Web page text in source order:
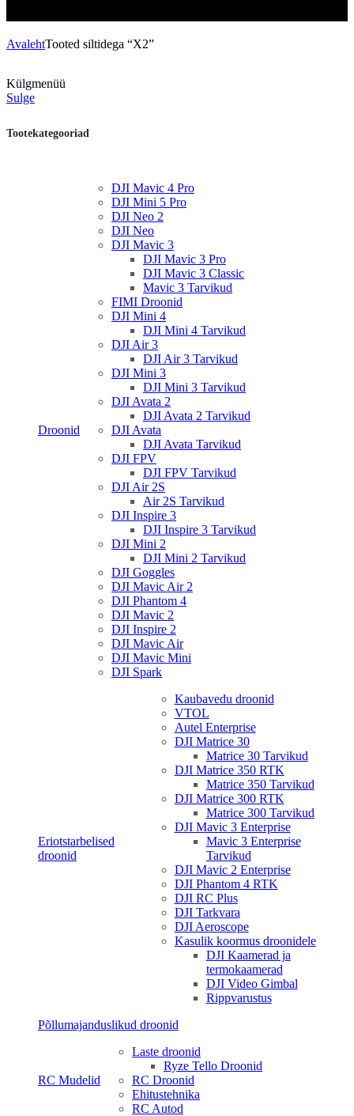
AvalehtTooted siltidega “X2”
Külgmenüü
Sulge
Tootekategooriad
Droonid
DJI Mavic 4 Pro
DJI Mini 5 Pro
DJI Neo 2
DJI Neo
DJI Mavic 3
DJI Mavic 3 Pro
DJI Mavic 3 Classic
Mavic 3 Tarvikud
FIMI Droonid
DJI Mini 4
DJI Mini 4 Tarvikud
DJI Air 3
DJI Air 3 Tarvikud
DJI Mini 3
DJI Mini 3 Tarvikud
DJI Avata 2
DJI Avata 2 Tarvikud
DJI Avata
DJI Avata Tarvikud
DJI FPV
DJI FPV Tarvikud
DJI Air 2S
Air 2S Tarvikud
DJI Inspire 3
DJI Inspire 3 Tarvikud
DJI Mini 2
DJI Mini 2 Tarvikud
DJI Goggles
DJI Mavic Air 2
DJI Phantom 4
DJI Mavic 2
DJI Inspire 2
DJI Mavic Air
DJI Mavic Mini
DJI Spark
Eriotstarbelised
droonid
Kaubavedu droonid
VTOL
Autel Enterprise
DJI Matrice 30
Matrice 30 Tarvikud
DJI Matrice 350 RTK
Matrice 350 Tarvikud
DJI Matrice 300 RTK
Matrice 300 Tarvikud
DJI Mavic 3 Enterprise
Mavic 3 Enterprise
Tarvikud
DJI Mavic 2 Enterprise
DJI Phantom 4 RTK
DJI RC Plus
DJI Tarkvara
DJI Aeroscope
Kasulik koormus droonidele
DJI Kaamerad ja
termokaamerad
DJI Video Gimbal
Rippvarustus
Põllumajanduslikud droonid
RC Mudelid
Laste droonid
Ryze Tello Droonid
RC Droonid
Ehitustehnika
RC Autod